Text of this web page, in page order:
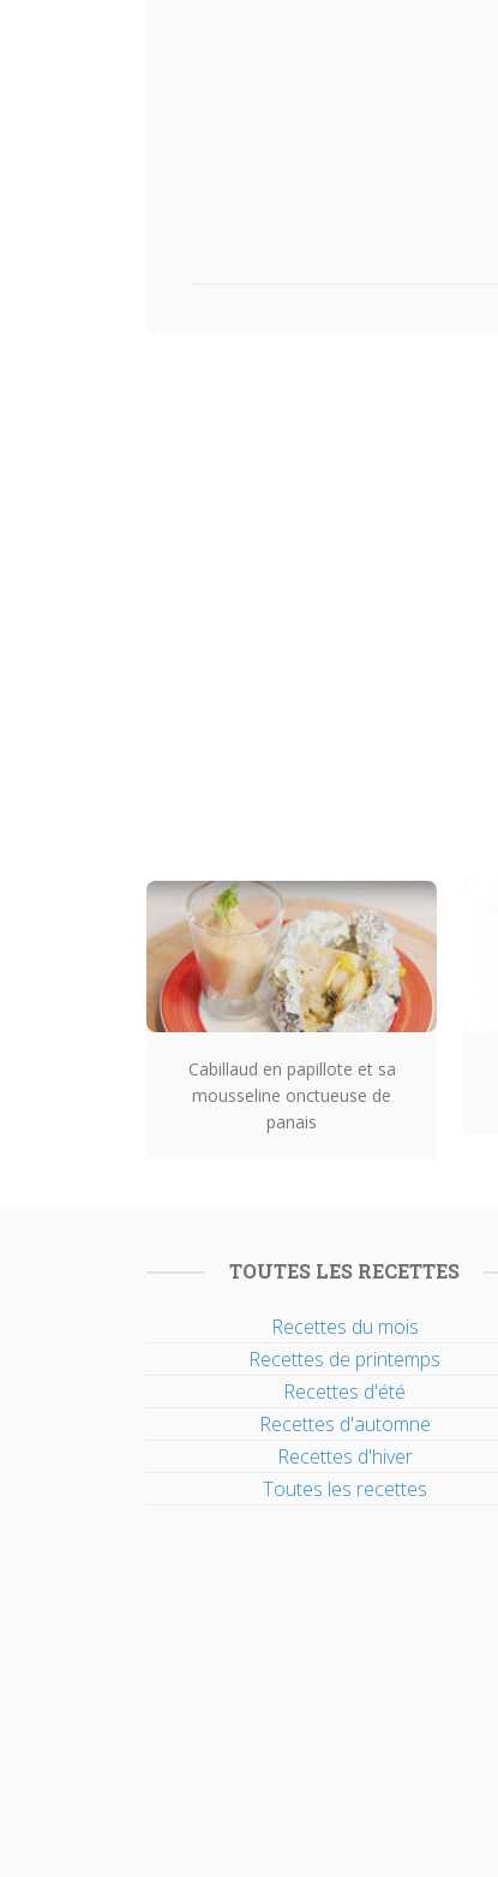
Cabillaud en papillote et sa
mousseline onctueuse de
panais
TOUTES LES RECETTES
Recettes du mois
Recettes de printemps
Recettes d'été
Recettes d'automne
Recettes d'hiver
Toutes les recettes